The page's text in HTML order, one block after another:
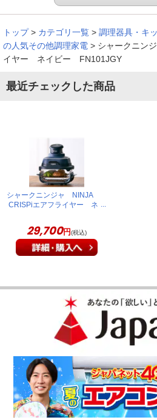
トップ > カテゴリ一覧 > 調理器具・キ
の人気その他調理家電 > シャークニン
イヤー ネイビー FN101JGY
最近チェックした商品
シャークニンジャ NINJA
CRISPiエアフライヤー ネ
29,700円(税込)